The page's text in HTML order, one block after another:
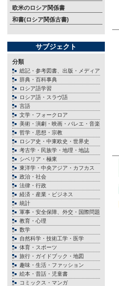
欧米のロシア関係書
和書(ロシア関係古書)
サブジェクト
分類
総記・参考図書、出版・メディア
辞典・百科事典
ロシア語学習
ロシア語・スラヴ語
言語
文学・フォークロア
美術・演劇・映画・バレエ・音楽
哲学・思想・宗教
ロシア史・中東欧史・世界史
考古学・民族学・地理・地誌
シベリア・極東
東洋学・中央アジア・カフカス
政治・社会
法律・行政
経済・産業・ビジネス
統計
軍事・安全保障、外交・国際問題
教育・心理
数学
自然科学・技術工学・医学
体育・スポーツ
旅行・ガイドブック・地図
趣味・生活・ファッション
絵本・昔話・児童書
コミックス・マンガ